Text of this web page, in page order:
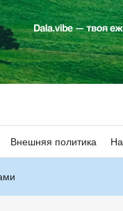
Внешняя политика